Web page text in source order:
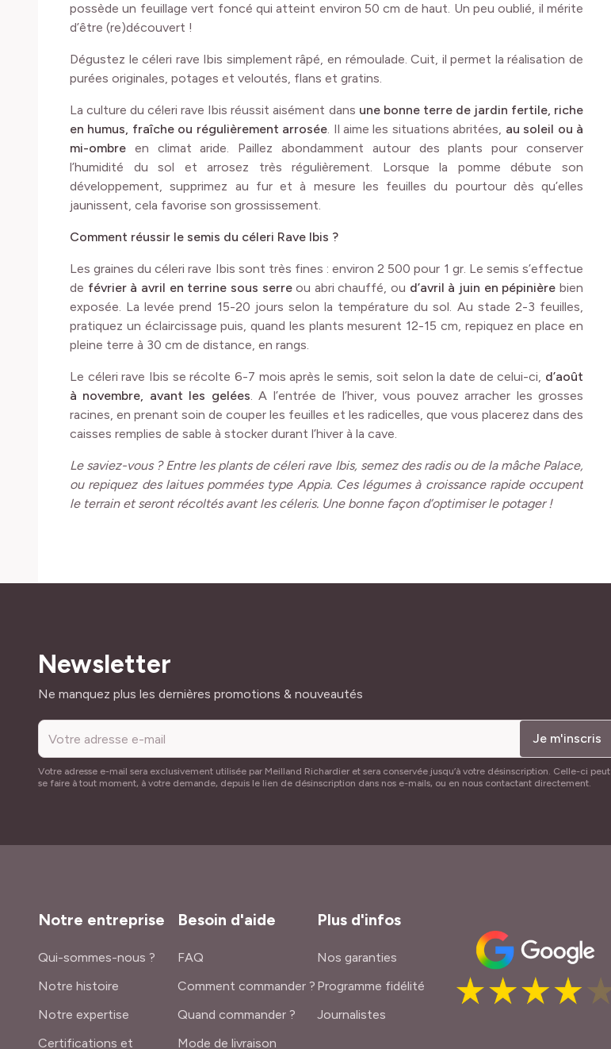
possède un feuillage vert foncé qui atteint environ 50 cm de haut. Un peu oublié, il mérite
d’être (re)découvert !
Dégustez le céleri rave Ibis simplement râpé, en rémoulade. Cuit, il permet la réalisation de
purées originales, potages et veloutés, flans et gratins.
La culture du céleri rave Ibis réussit aisément dans une bonne terre de jardin fertile, riche
en humus, fraîche ou régulièrement arrosée. Il aime les situations abritées, au soleil ou à
mi-ombre en climat aride. Paillez abondamment autour des plants pour conserver
l’humidité du sol et arrosez très régulièrement. Lorsque la pomme débute son
développement, supprimez au fur et à mesure les feuilles du pourtour dès qu’elles
jaunissent, cela favorise son grossissement.
Comment réussir le semis du céleri Rave Ibis ?
Les graines du céleri rave Ibis sont très fines : environ 2 500 pour 1 gr. Le semis s’effectue
de février à avril en terrine sous serreou abri chauffé, ou d’avril à juin en pépinière bien
exposée. La levée prend 15-20 jours selon la température du sol. Au stade 2-3 feuilles,
pratiquez un éclaircissage puis, quand les plants mesurent 12-15 cm, repiquez en place en
pleine terre à 30 cm de distance, en rangs.
Le céleri rave Ibis se récolte 6-7 mois après le semis, soit selon la date de celui-ci, d’août
à novembre, avant les gelées. A l’entrée de l’hiver, vous pouvez arracher les grosses
racines, en prenant soin de couper les feuilles et les radicelles, que vous placerez dans des
caisses remplies de sable à stocker durant l’hiver à la cave.
Le saviez-vous ? Entre les plants de céleri rave Ibis, semez des radis ou de la mâche Palace,
ou repiquez des laitues pommées type Appia. Ces légumes à croissance rapide occupent
le terrain et seront récoltés avant les céleris. Une bonne façon d’optimiser le potager !
Newsletter
Adresse mail
Ne manquez plus les dernières promotions & nouveautés
Je m'inscris
Votre adresse e-mail sera exclusivement utilisée par Meilland Richardier et sera conservée jusqu’à votre désinscription. Celle-ci peut
se faire à tout moment, à votre demande, depuis le lien de désinscription dans nos e-mails, ou en nous contactant directement.
Notre entreprise
Qui-sommes-nous ?
Notre histoire
Notre expertise
Certifications et
Besoin d'aide
FAQ
Comment commander ?
Quand commander ?
Mode de livraison
Plus d'infos
Nos garanties
Programme fidélité
Journalistes